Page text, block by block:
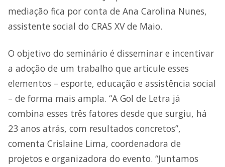
mediação fica por conta de Ana Carolina Nunes,
assistente social do CRAS XV de Maio.
O objetivo do seminário é disseminar e incentivar
a adoção de um trabalho que articule esses
elementos – esporte, educação e assistência social
– de forma mais ampla. “A Gol de Letra já
combina esses três fatores desde que surgiu, há
23 anos atrás, com resultados concretos”,
comenta Crislaine Lima, coordenadora de
projetos e organizadora do evento. “Juntamos